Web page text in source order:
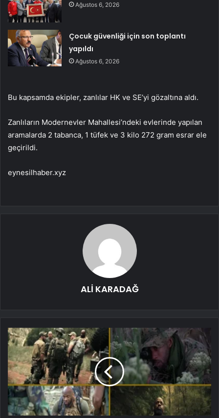
Ağustos 6, 2026
Çocuk güvenliği için son toplantı
yapıldı
Ağustos 6, 2026
Bu kapsamda ekipler, zanlılar HK ve SE’yi gözaltına aldı.
Zanlıların Modernevler Mahallesi’ndeki evlerinde yapılan
aramalarda 2 tabanca, 1 tüfek ve 3 kilo 272 gram esrar ele
geçirildi.
eynesilhaber.xyz
ALİ KARADAĞ